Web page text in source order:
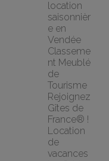
location
saisonnièr
e en
Vendée
Classeme
nt Meublé
de
Tourisme
Rejoignez
Gîtes de
France® !
Location
de
vacances